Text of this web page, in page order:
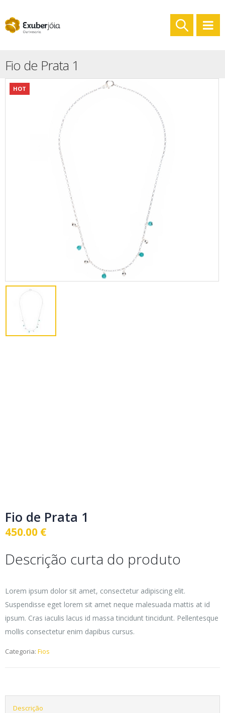
Fio de Prata 1
HOT
Fio de Prata 1
450.00 €
Descrição curta do produto
Lorem ipsum dolor sit amet, consectetur adipiscing elit.
Suspendisse eget lorem sit amet neque malesuada mattis at id
ipsum. Cras iaculis lacus id massa tincidunt tincidunt. Pellentesque
mollis consectetur enim dapibus cursus.
Categoria: Fios
Descrição